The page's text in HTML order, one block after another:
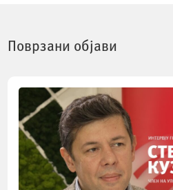
Поврзани објави